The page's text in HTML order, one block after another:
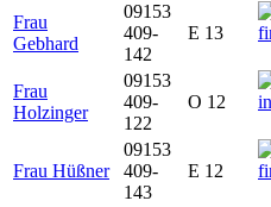
Frau
Gebhard
09153
409-
142
E 13
Frau
Holzinger
09153
409-
122
O 12
Frau Hüßner
09153
409-
143
E 12